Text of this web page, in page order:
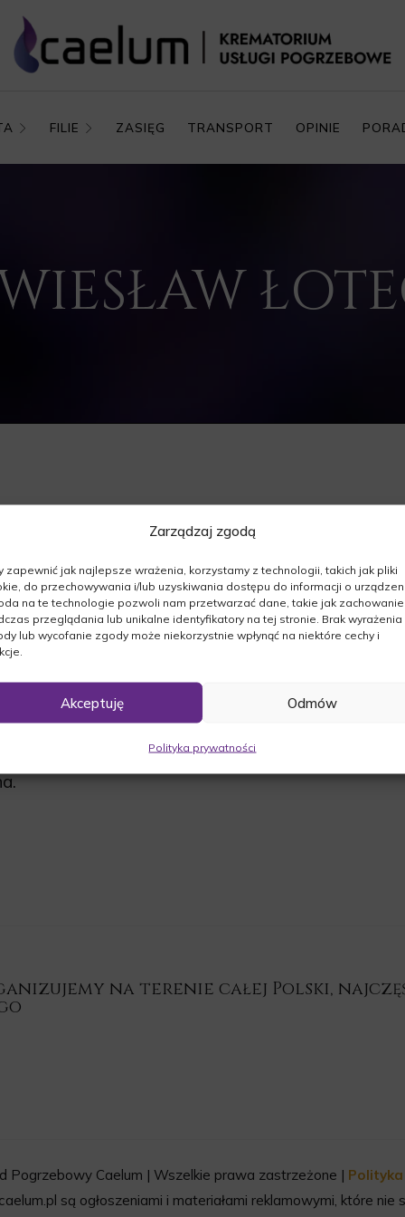
Zarządzaj zgodą
zapewnić jak najlepsze wrażenia, korzystamy z technologii, takich jak pliki
do przechowywania i/lub uzyskiwania dostępu do informacji o
na te technologie pozwoli nam przetwarzać dane, takie jak zachowanie
przeglądania lub unikalne identyfikatory na tej stronie. Brak wyrażenia
lub wycofanie zgody może niekorzystnie wpłynąć na niektóre cechy i
Akceptuję Odmów
Polityka prywatności
FILIE ZASIĘG TRANSPORT OPINIE
WIESŁAW
Z Głębokim żalem zawiadamiamy, że dnia
o godz. 13:30 wspólną modlitwą
się msza święta o godz. 14:00, po
w Rogozińcu.
na terenie całej Polski,
Pogrzebowy Caelum | Wszelkie prawa zastrzeżone |
są ogłoszeniami i materiałami reklamowymi, które